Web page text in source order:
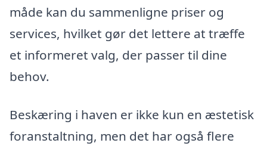
måde kan du sammenligne priser og
services, hvilket gør det lettere at træffe
et informeret valg, der passer til dine
behov.
Beskæring i haven er ikke kun en æstetisk
foranstaltning, men det har også flere